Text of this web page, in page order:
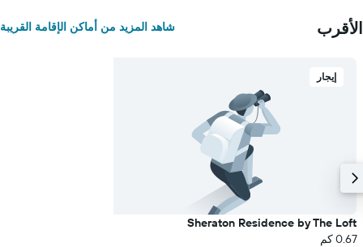
الأقرب شاهد المزيد من أماكن الإقامة القريبة
إيجار
Sheraton Residence by The Loft
0.67 كم